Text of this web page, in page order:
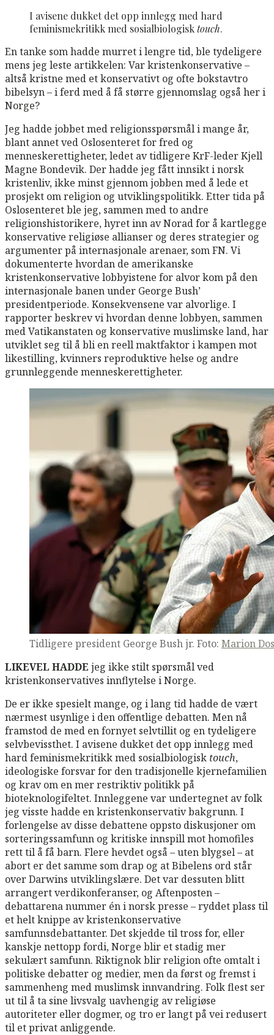
I avisene dukket det opp innlegg med hard
feminismekritikk med sosialbiologisktouch.
En tanke som hadde murret i lengre tid, ble tydeligere
mens jeg leste artikkelen: Var kristenkonservative –
altså kristne med et konservativt og ofte bokstavtro
bibelsyn – i ferd med å få større gjennomslag også her i
Norge?
Jeg hadde jobbet med religionsspørsmål i mange år,
blant annet ved Oslosenteret for fred og
menneskerettigheter, ledet av tidligere KrF-leder Kjell
Magne Bondevik. Der hadde jeg fått innsikt i norsk
kristenliv, ikke minst gjennom jobben med å lede et
prosjekt om religion og utviklingspolitikk. Etter tida på
Oslosenteret ble jeg, sammen med to andre
religionshistorikere, hyret inn av Norad for å kartlegge
konservative religiøse allianser og deres strategier og
argumenter på internasjonale arenaer, som FN. Vi
dokumenterte hvordan de amerikanske
kristenkonservative lobbyistene for alvor kom på den
internasjonale banen under George Bush’
presidentperiode. Konsekvensene var alvorlige. I
rapporter beskrev vi hvordan denne lobbyen, sammen
med Vatikanstaten og konservative muslimske land, har
utviklet seg til å bli en reell maktfaktor i kampen mot
likestilling, kvinners reproduktive helse og andre
grunnleggende menneskerettigheter.
Tidligere president George Bush jr. Foto: Marion
LIKEVEL HADDE jeg ikke stilt spørsmål ved
kristenkonservatives innflytelse i Norge.
De er ikke spesielt mange, og i lang tid hadde de vært
nærmest usynlige i den offentlige debatten. Men nå
framstod de med en fornyet selvtillit og en tydeligere
selvbevissthet. I avisene dukket det opp innlegg med
hard feminismekritikk med sosialbiologisk touch,
ideologiske forsvar for den tradisjonelle kjernefamilien
og krav om en mer restriktiv politikk på
bioteknologifeltet. Innleggene var undertegnet av folk
jeg visste hadde en kristenkonservativ bakgrunn. I
forlengelse av disse debattene oppsto diskusjoner om
sorteringssamfunn og kritiske innspill mot homofiles
rett til å få barn. Flere hevdet også – uten blygsel – at
abort er det samme som drap og at Bibelens ord står
over Darwins utviklingslære. Det var dessuten blitt
arrangert verdikonferanser, og Aftenposten –
debattarena nummer én i norsk presse – ryddet plass til
et helt knippe av kristenkonservative
samfunnsdebattanter. Det skjedde til tross for, eller
kanskje nettopp fordi, Norge blir et stadig mer
sekulært samfunn. Riktignok blir religion ofte omtalt i
politiske debatter og medier, men da først og fremst i
sammenheng med muslimsk innvandring. Folk flest ser
ut til å ta sine livsvalg uavhengig av religiøse
autoriteter eller dogmer, og tro er langt på vei redusert
til et privat anliggende.